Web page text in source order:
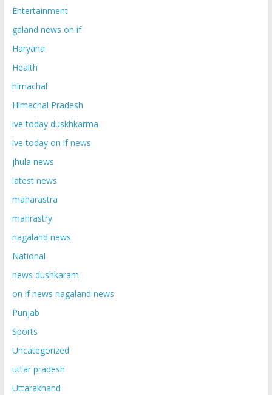
Entertainment
galand news on if
Haryana
Health
himachal
Himachal Pradesh
ive today duskhkarma
ive today on if news
jhula news
latest news
maharastra
mahrastry
nagaland news
National
news dushkaram
on if news nagaland news
Punjab
Sports
Uncategorized
uttar pradesh
Uttarakhand